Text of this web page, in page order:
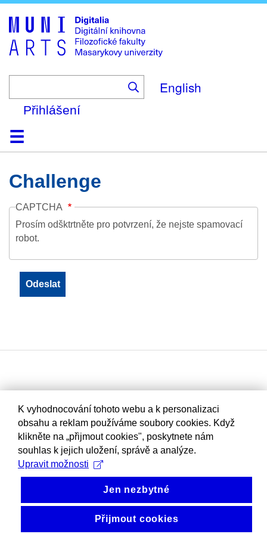
to
main
content
English
Přihlášení
DomůKolekce
Prohlížení
Vyhledávání
O platformě
Nápověda
KontaktDigitalia
Challenge
CAPTCHA
Prosím odšktrtněte pro potvrzení, že nejste spamovací
robot.
K vyhodnocování tohoto webu a k personalizaci
obsahu a reklam používáme soubory cookies. Když
klikněte na „přijmout cookies", poskytnete nám
souhlas k jejich uložení, správě a analýze.
Upravit možnosti
Jen nezbytné
Přijmout cookies